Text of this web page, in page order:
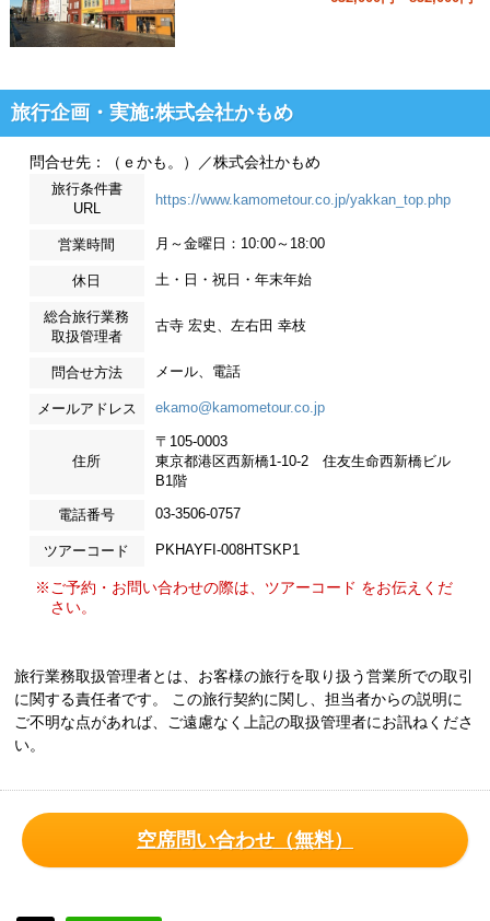
旅行企画・実施:株式会社かもめ
問合せ先：（ｅかも。）／株式会社かもめ
旅行条件書
URL
https://www.kamometour.co.jp/yakkan_top.php
営業時間 月～金曜日：10:00～18:00
休日 土・日・祝日・年末年始
総合旅行業務
取扱管理者
古寺 宏史、左右田 幸枝
問合せ方法 メール、電話
メールアドレス ekamo@kamometour.co.jp
住所
〒105-0003
東京都港区西新橋1-10-2 住友生命西新橋ビル
B1階
電話番号 03-3506-0757
ツアーコード PKHAYFI-008HTSKP1
※ご予約・お問い合わせの際は、ツアーコード をお伝えくだ
さい。
旅行業務取扱管理者とは、お客様の旅行を取り扱う営業所での取引
に関する責任者です。 この旅行契約に関し、担当者からの説明に
ご不明な点があれば、ご遠慮なく上記の取扱管理者にお訊ねくださ
い。
空席問い合わせ（無料）